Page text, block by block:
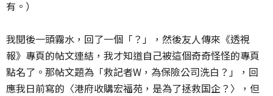
有。）
我閱後一頭霧水，回了一個「？」，然後友人傳來《透視
報》專頁的帖文連結，我才知道自己被這個奇奇怪怪的專頁
點名了。那帖文題為「救記者W，為保險公司洗白？」，回
應我日前寫的〈港府收購宏福苑，是為了拯救国企？〉，但